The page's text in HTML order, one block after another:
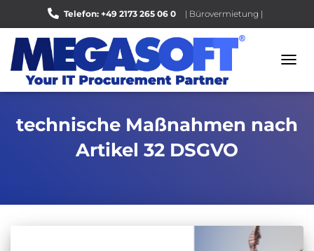
Telefon: +49 2173 265 06 0 | Bürovermietung |
Bewerten Sie uns auf Google |
technische Maßnahmen nach
Artikel 32 DSGVO